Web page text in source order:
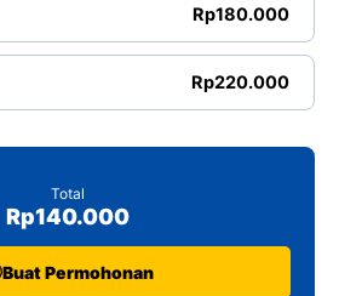
Rp180.000
Rp220.000
Total
Rp140.000
Buat Permohonan